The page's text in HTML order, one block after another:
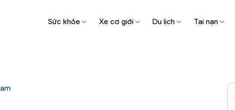
Sức khỏe Xe cơ giới Du lịch Tai nạn